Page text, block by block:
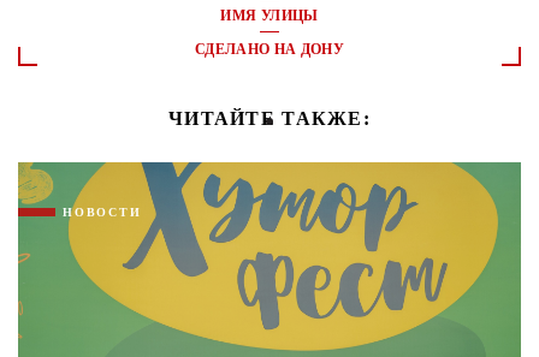
ИМЯ УЛИЦЫ
СДЕЛАНО НА ДОНУ
ЧИТАЙТЕ ТАКЖЕ:
НОВОСТИ